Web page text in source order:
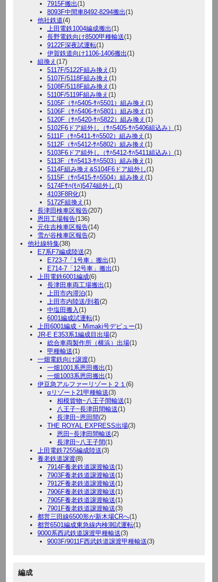
7915F搬出(1)
8093F中間車8492-8294搬出(1)
他社鉄道(4)
上田電鉄1004編成搬出(1)
長野電鉄向け8500甲種輸送(1)
9122F深夜試運転(1)
伊賀鉄道向け1106-1406搬出(1)
組換え (17)
5117F/5122F組み換え (1)
5107F/5118F組み換え (1)
5108F/5118F組み換え (1)
5110F/5119F組み換え (1)
5105F（ｻﾊ5405-ｻﾊ5501）組み換え (1)
5106F（ｻﾊ5406-ｻﾊ5801）組み換え (1)
5120F（ｻﾊ5420-ｻﾊ5822）組み換え (1)
5102F6ドア組外し（ｻﾊ5405-ｻﾊ5406組込み） (1)
5111F（ｻﾊ5411-ｻﾊ5502）組み換え (1)
5112F（ｻﾊ5412-ｻﾊ5802）組み換え (1)
5103F6ドア組外し（ｻﾊ5412-ｻﾊ5411組込み） (1)
5113F（ｻﾊ5413-ｻﾊ5503）組み換え (1)
5114F組み換え&5104F6ドア組外し(1)
5115F（ｻﾊ5415-ｻﾊ5504）組み換え (1)
5174Fｻﾊ(ﾓﾊ)5474組外し(1)
4103F8R化(1)
5172F組換え (1)
長津田検車区報告(207)
恩田工場報告(136)
元住吉検車区報告(14)
雪が谷検車区報告(2)
他社線特集(38)
E7系F7編成陸送(2)
E723-7「1号車」搬出(1)
E714-7「12号車」搬出(1)
上田電鉄6001編成(6)
長津田車両工場搬出(1)
上田市内滞泊(1)
上田市内陸送/到着(2)
中塩田搬入 (1)
6001編成試運転(1)
上田6001編成・Mimaki号デビュー(1)
JR-E E353系1編成目出場(2)
総合車両製作所（横浜）出場(1)
甲種輸送(1)
一畑電鉄向け譲渡(1)
一畑1001系恩田搬出(1)
一畑1003系恩田搬出(1)
伊豆急アルファーリゾート２１ (6)
αリゾート21甲種輸送(3)
相模貨物~八王子間輸送(1)
八王子~長津田間輸送(1)
長津田~恩田間(2)
THE ROYAL EXPRESS出場(3)
恩田~長津田間輸送(2)
長津田~八王子間(1)
上田電鉄7255編成陸送(3)
養老鉄道譲渡(8)
7914F養老鉄道譲渡輸送(1)
7903F養老鉄道譲渡輸送(1)
7912F養老鉄道譲渡輸送(1)
7906F養老鉄道譲渡輸送(1)
7905F養老鉄道譲渡輸送(1)
7901F養老鉄道譲渡輸送(3)
都営三田線6500形が新木場CRへ(1)
都営6501編成東急線内検測試運転(1)
9000系西武鉄道譲渡甲種輸送(3)
9003F/9011F西武鉄道譲渡甲種輸送(3)
編成